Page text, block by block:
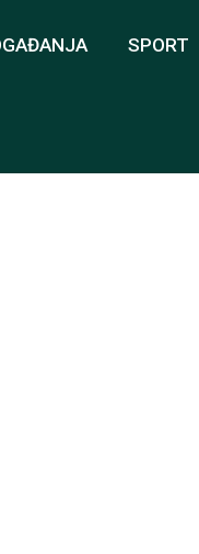
SPORT